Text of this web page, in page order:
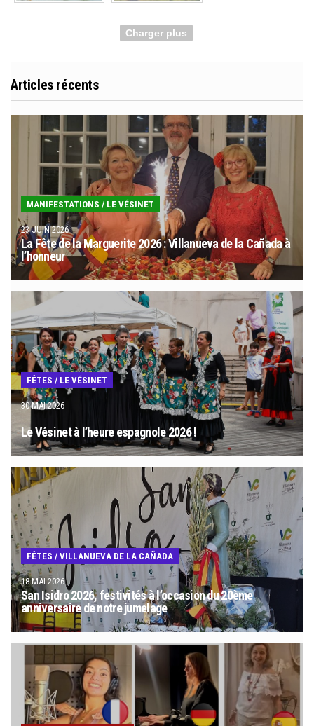
Charger plus
Articles récents
MANIFESTATIONS / LE VÉSINET
23 JUIN 2026
La Fête de la Marguerite 2026 : Villanueva de la Cañada à
l’honneur
FÊTES / LE VÉSINET
30 MAI 2026
Le Vésinet à l’heure espagnole 2026 !
FÊTES / VILLANUEVA DE LA CAÑADA
18 MAI 2026
San Isidro 2026, festivités à l’occasion du 20ème
anniversaire de notre jumelage